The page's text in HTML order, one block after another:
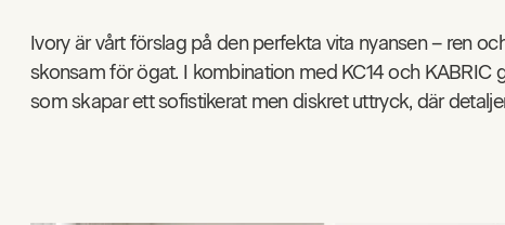
Ivory är vårt förslag på den perfekta vita nyansen – ren
skonsam för ögat. I kombination med KC14 och KABRIC
som skapar ett sofistikerat men diskret uttryck, där